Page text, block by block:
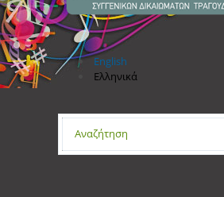
English
Ελληνικά
Φόρμα αναζήτησης